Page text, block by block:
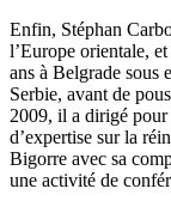
Neyret
Nicolas
Niveau
Noacco
Nobili
Nodet
Nodet
Enfin, Stéphan
l’Europe orientale,
ans à Belgrade sous
Serbie, avant de
2009, il a dirigé pour
d’expertise sur la
Bigorre avec sa
une activité de